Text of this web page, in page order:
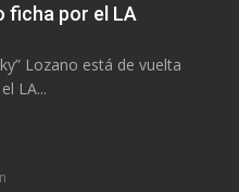
ficha por el LA
Lozano está de vuelta
LA...